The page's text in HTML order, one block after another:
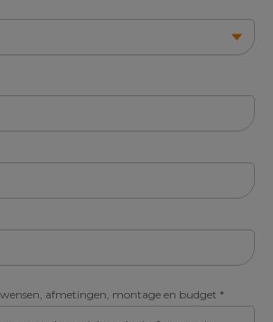
afmetingen, montage en budget *